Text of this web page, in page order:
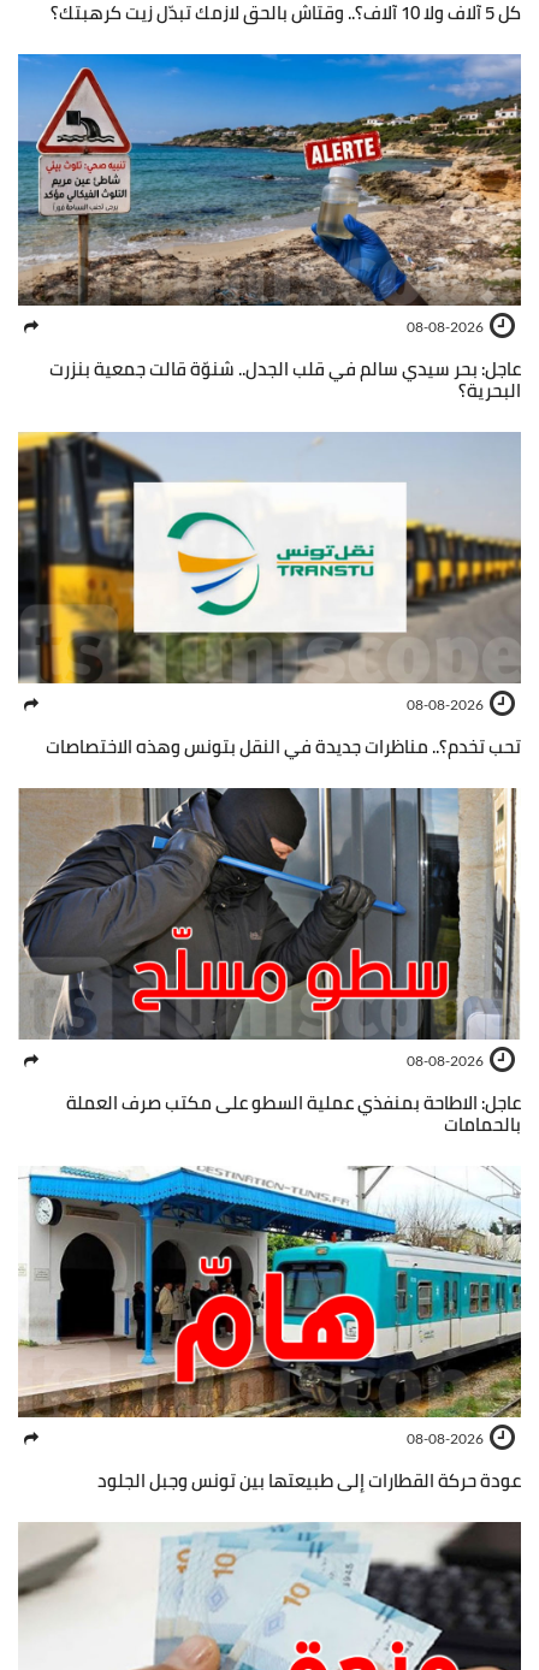
كل 5 آلاف ولا 10 آلاف؟.. وقتاش بالحق لازمك تبدّل زيت كرهبتك؟
08-08-2026
عاجل: بحر سيدي سالم في قلب الجدل.. شنوّة قالت جمعية بنزرت
البحرية؟
08-08-2026
تحب تخدم؟.. مناظرات جديدة في النقل بتونس وهذه الاختصاصات
08-08-2026
عاجل: الاطاحة بمنفذي عملية السطو على مكتب صرف العملة
بالحمامات
08-08-2026
عودة حركة القطارات إلى طبيعتها بين تونس وجبل الجلود